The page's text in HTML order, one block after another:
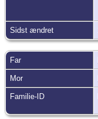
Sidst ændret
Far
Mor
Familie-ID